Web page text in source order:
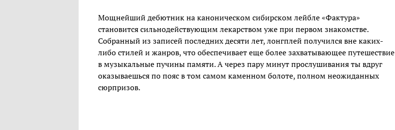
Мощнейший дебютник на каноническом сибирском лейбле «Фактура»
становится сильнодействующим лекарством уже при первом знакомстве.
Собранный из записей последних десяти лет, лонгплей получился вне каких-
либо стилей и жанров, что обеспечивает еще более захватывающее путешествие
в музыкальные пучины памяти. А через пару минут прослушивания ты вдруг
оказываешься по пояс в том самом каменном болоте, полном неожиданных
сюрпризов.